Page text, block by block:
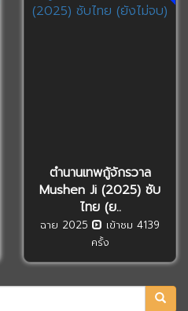
ตำนานเทพกู้จักรวาล
Mushen Ji (2025) ซับ
ไทย (ย..
ฉาย 2025
เข้าชม 4139
ครั้ง